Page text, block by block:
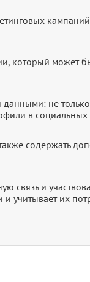
который может
не
в социальных
содержать
связь и
учитывает их